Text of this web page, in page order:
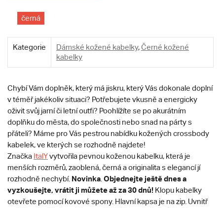
černá
Kategorie Dámské kožené kabelky,Černé kožené
kabelky
Chybí Vám doplněk, který má jiskru, který Vás dokonale doplní
v téměř jakékoliv situaci? Potřebujete vkusně a energicky
oživit svůj jarní či letní outfi? Poohlížíte se po akurátním
doplňku do města, do společnosti nebo snad na párty s
přáteli? Máme pro Vás pestrou nabídku kožených crossbody
kabelek, ve kterých se rozhodně najdete!
Značka ItalYvytvořila pevnou koženou kabelku, která je
menších rozměrů, zaoblená, černá a originalita s elegancí jí
rozhodně nechybí. Novinka Objednejte ještě dnes a
vyzkoušejte, vrátit ji můžete až za 30 dnů! Klopu kabelky
otevřete pomocí kovové spony. Hlavní kapsa je na zip. Uvnitř